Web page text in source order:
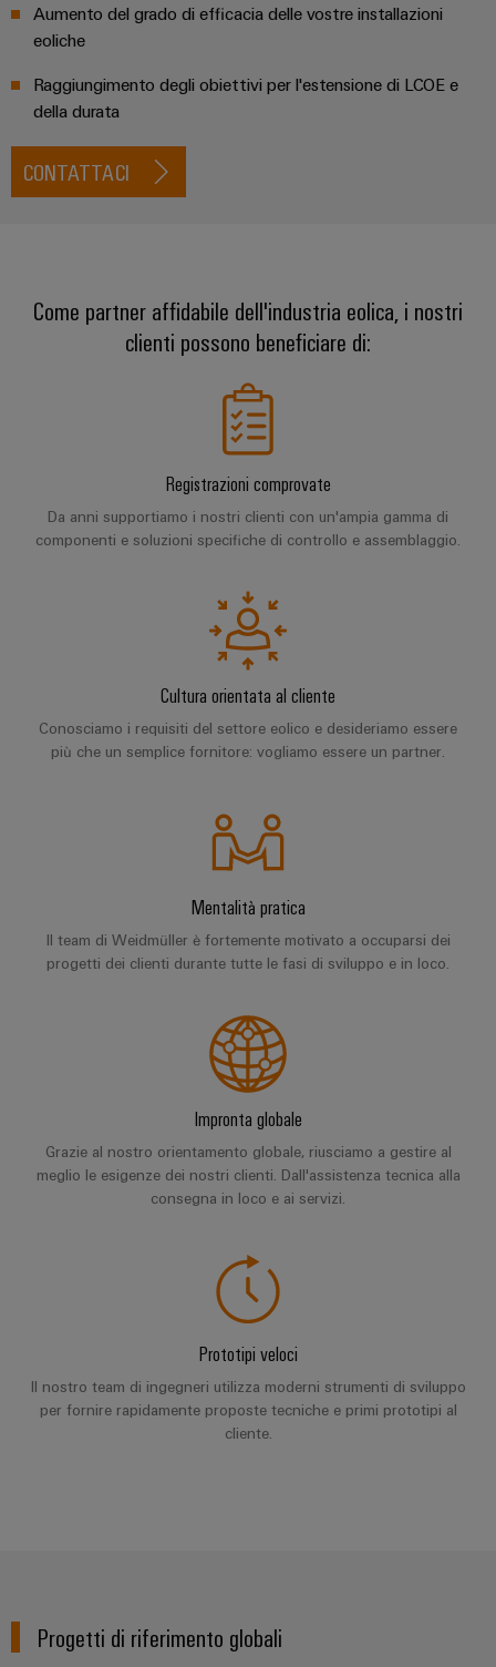
Aumento del grado di efficacia delle vostre installazioni
eoliche
Raggiungimento degli obiettivi per l'estensione di LCOE e
della durata
CONTATTACI
Come partner affidabile dell'industria eolica, i nostri
clienti possono beneficiare di:
Registrazioni comprovate
Da anni supportiamo i nostri clienti con un'ampia gamma di
componenti e soluzioni specifiche di controllo e assemblaggio.
Cultura orientata al cliente
Conosciamo i requisiti del settore eolico e desideriamo essere
più che un semplice fornitore: vogliamo essere un partner.
Mentalità pratica
Il team di Weidmüller è fortemente motivato a occuparsi dei
progetti dei clienti durante tutte le fasi di sviluppo e in loco.
Impronta globale
Grazie al nostro orientamento globale, riusciamo a gestire al
meglio le esigenze dei nostri clienti. Dall'assistenza tecnica alla
consegna in loco e ai servizi.
Prototipi veloci
Il nostro team di ingegneri utilizza moderni strumenti di sviluppo
per fornire rapidamente proposte tecniche e primi prototipi al
cliente.
Progetti di riferimento globali